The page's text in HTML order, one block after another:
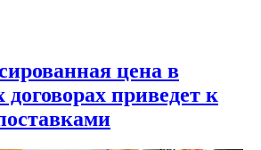
цена в
договорах приведет к